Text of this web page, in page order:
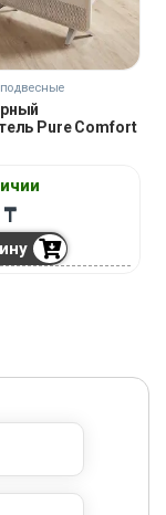
Pure Comfort
₸